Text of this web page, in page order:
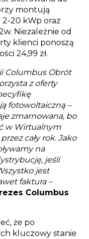
montują
20 kWp oraz
Niezależnie od
klienci ponoszą
24,99 zł.
Columbus Obrót
z oferty
fotowoltaiczną –
zmarnowana, bo
w Wirtualnym
cały rok. Jako
na
jeśli
jest
faktura –
Columbus
że po
kluczowy stanie